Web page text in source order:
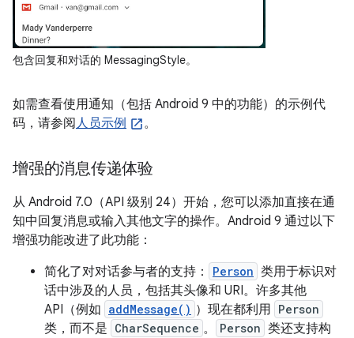
包含回复和对话的 MessagingStyle。
如需查看使用通知（包括 Android 9 中的功能）的示例代
码，请参阅人员示例 。
增强的消息传递体验
从 Android 7.0（API 级别 24）开始，您可以添加直接在通
知中回复消息或输入其他文字的操作。Android 9 通过以下
增强功能改进了此功能：
简化了对对话参与者的支持：
Person 类用于标识对
话中涉及的人员，包括其头像和 URI。许多其他
API（例如 addMessage() ）现在都利用 Person
类，而不是 CharSequence 。 Person 类还支持构